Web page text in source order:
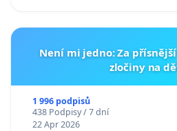
Není mi jedno: Za
zločiny na
1 996 podpisů
438 Podpisy / 7 dní
22 Apr 2026